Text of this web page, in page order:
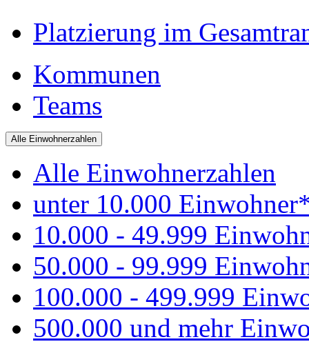
Platzierung im
Kommunen
Teams
Alle Einwohnerzahlen
Alle Einwohnerzahlen
unter 10.000
10.000 - 49.999
50.000 - 99.999
100.000 - 499.999
500.000 und mehr